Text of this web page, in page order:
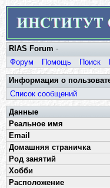
RIAS Forum -
Форум
Помощь Поиск
Информация о
Список сообщений
Данные
Реальное имя
Email
Домашняя страничка
Род занятий
Хобби
Расположение